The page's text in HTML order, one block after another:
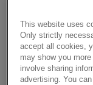
✔ Gładka, zwarta
✔ Łatwy i szybki w
This website uses
Only strictly
accept all cookies,
may show you
involve sharing
advertising. You